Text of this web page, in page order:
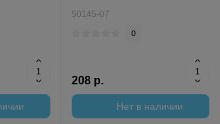
50145-07
0
208 р.
Нет в наличии